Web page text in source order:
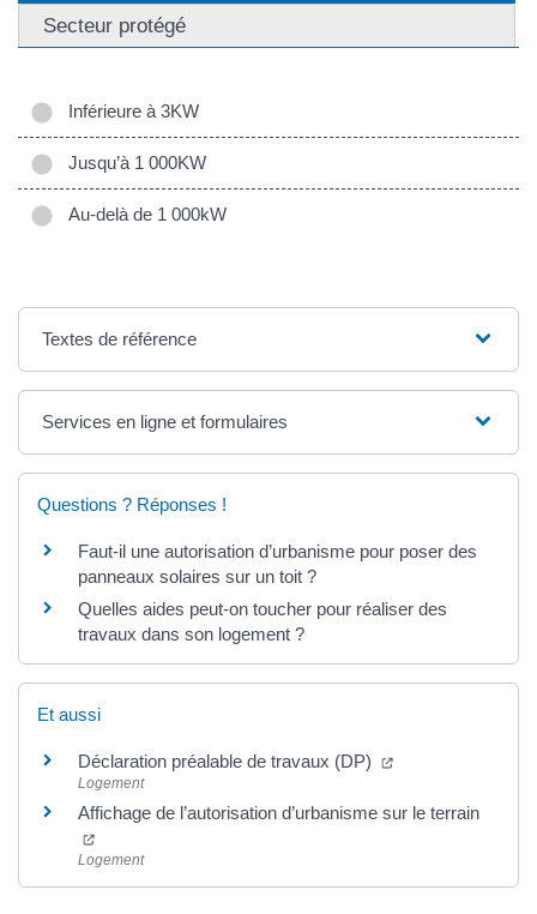
Secteur protégé
Inférieure à 3KW
Jusqu’à 1 000KW
Au-delà de 1 000kW
Textes de référence
Services en ligne et formulaires
Questions ? Réponses !
Faut-il une autorisation d’urbanisme pour poser des
panneaux solaires sur un toit ?
Quelles aides peut-on toucher pour réaliser des
travaux dans son logement ?
Et aussi
Déclaration préalable de travaux (DP)
Logement
Affichage de l’autorisation d’urbanisme sur le terrain
Logement